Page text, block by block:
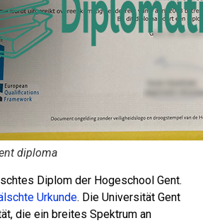
diploma
Diplom der Hogeschool Gent.
Urkunde. Die Universität Gent
die ein breites Spektrum an